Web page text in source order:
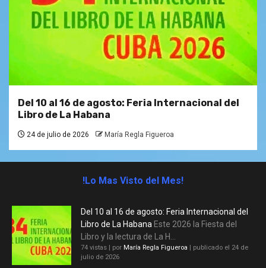
Del 10 al 16 de agosto: Feria Internacional del
Libro de La Habana
24 de julio de 2026 María Regla Figueroa
!Lo Mas Visto del Mes!
Del 10 al 16 de agosto: Feria Internacional del
Libro de La Habana Este 2026 la Fiesta del
Libro y la lectura de La H...
74 vistas por María Regla Figueroa
publicado el 24 de
julio de 2026